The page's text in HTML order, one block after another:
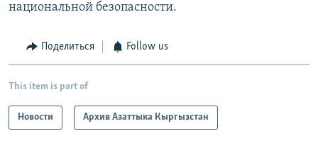
национальной безопасности.
Поделиться Follow us
This item is part of
Новости Архив Азаттыка Кыргызстан